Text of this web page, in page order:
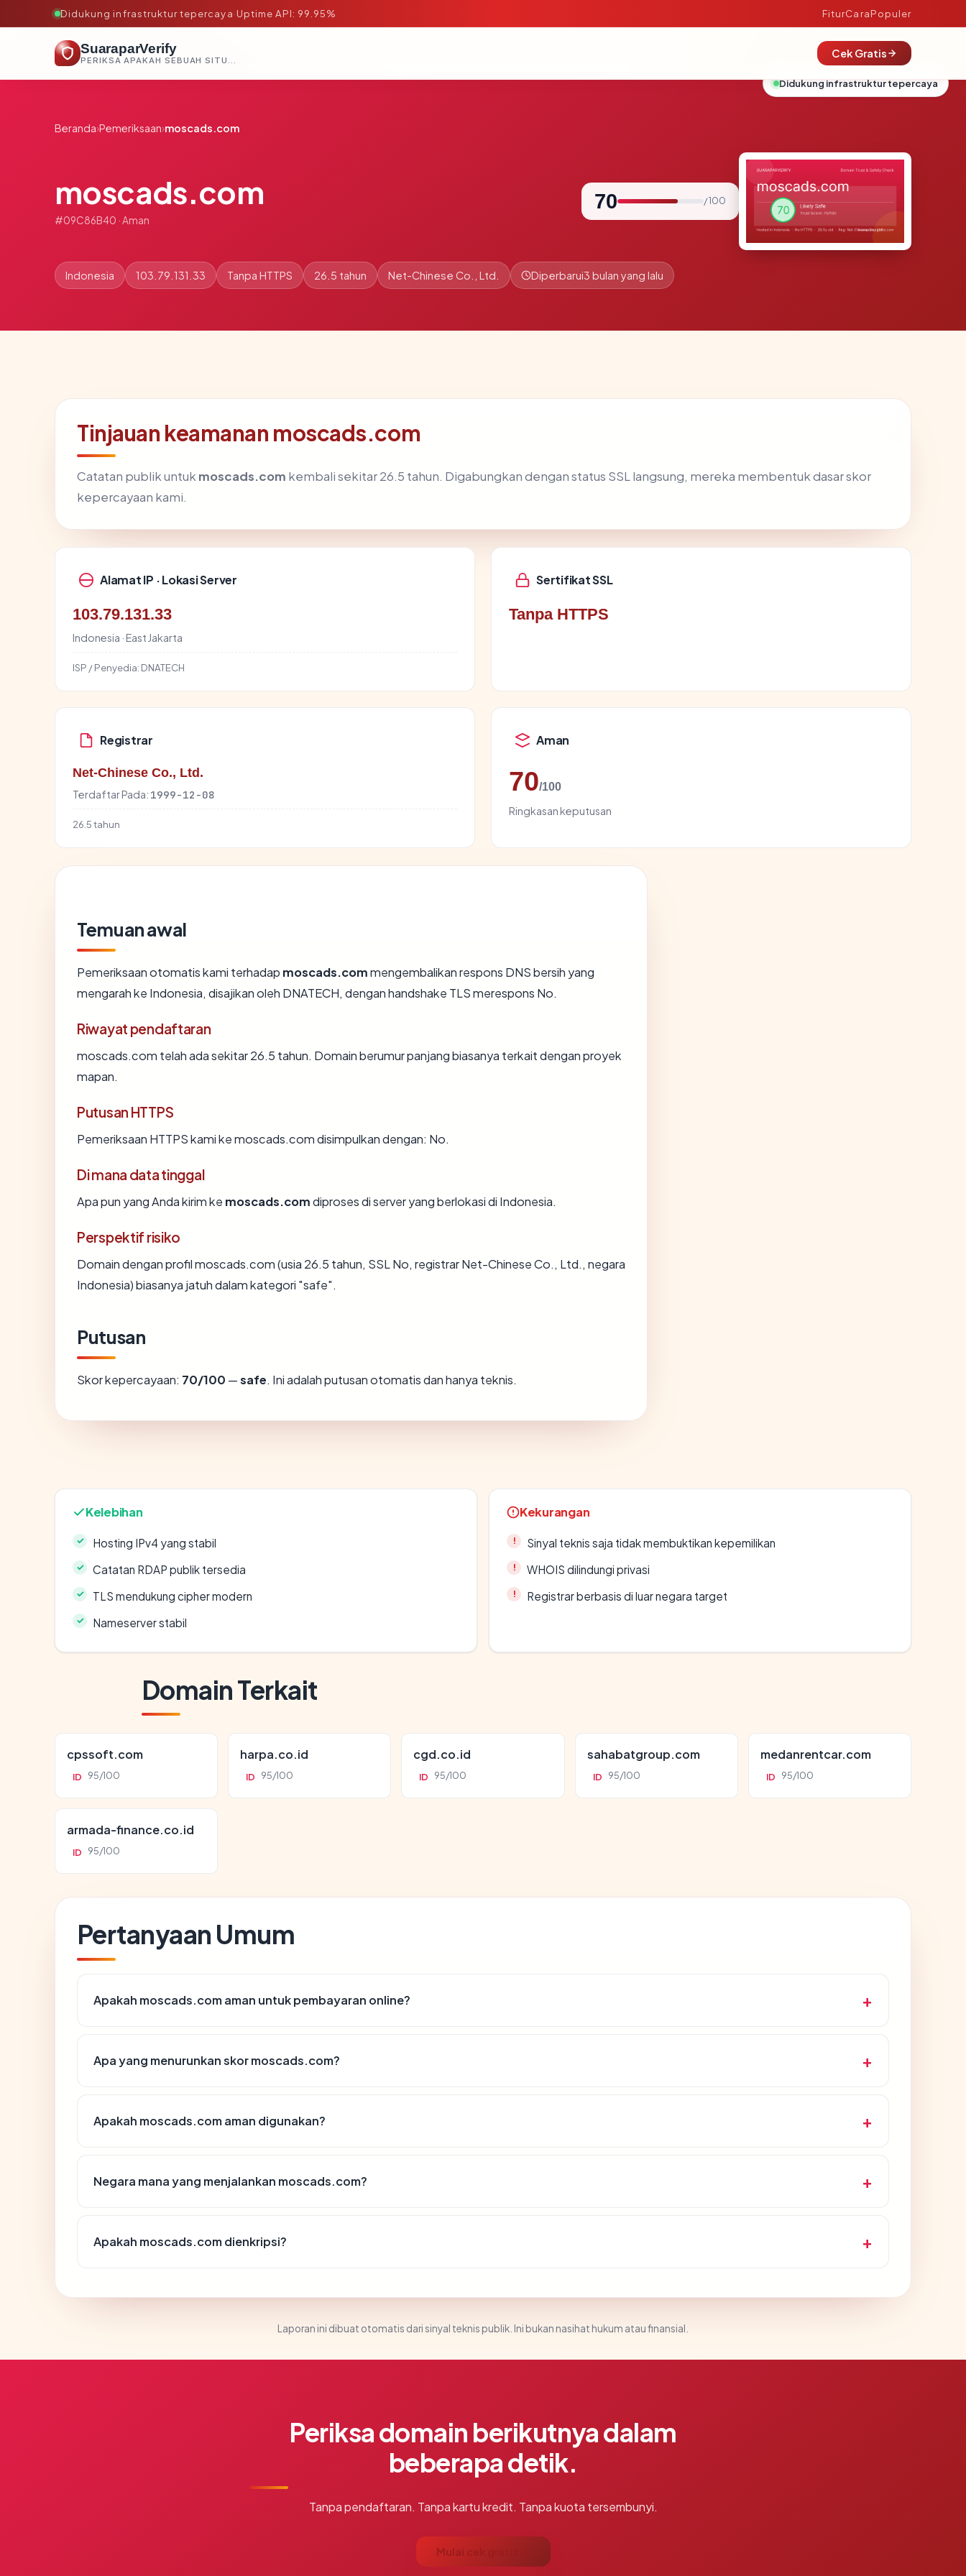
Didukung infrastruktur tepercaya·Uptime API: 99.95% FiturCaraPopuler
SuaraparVerify
PERIKSA APAKAH SEBUAH SITUS AMAN, TEPERCAYA, DAN TERVERIFIKASI DALAM HITUNGAN DETIK.
Cek Gratis
Beranda›Pemeriksaan›moscads.com
moscads.com
#09C86B40 · Aman
70 / 100
Indonesia 103.79.131.33 Tanpa HTTPS 26.5 tahun Net-Chinese Co., Ltd. Diperbarui3 bulan yang lalu
Tinjauan keamanan moscads.com
Catatan publik untuk moscads.com kembali sekitar 26.5 tahun. Digabungkan dengan status SSL langsung, mereka membentuk dasar skor
kepercayaan kami.
Alamat IP · Lokasi Server
103.79.131.33
Indonesia · East Jakarta
ISP / Penyedia: DNATECH
Sertifikat SSL
Tanpa HTTPS
Registrar
Net-Chinese Co., Ltd.
Terdaftar Pada: 1999-12-08
26.5 tahun
Aman
70/100
Ringkasan keputusan
Temuan awal
Pemeriksaan otomatis kami terhadap moscads.commengembalikan respons DNS bersih yang
mengarah ke Indonesia, disajikan oleh DNATECH, dengan handshake TLS merespons No.
Riwayat pendaftaran
moscads.com telah ada sekitar 26.5 tahun. Domain berumur panjang biasanya terkait dengan proyek
mapan.
Putusan HTTPS
Pemeriksaan HTTPS kami ke moscads.com disimpulkan dengan: No.
Di mana data tinggal
Apa pun yang Anda kirim ke moscads.comdiproses di server yang berlokasi di Indonesia.
Perspektif risiko
Domain dengan profil moscads.com (usia 26.5 tahun, SSL No, registrar Net-Chinese Co., Ltd., negara
Indonesia) biasanya jatuh dalam kategori "safe".
Putusan
Skor kepercayaan: 70/100 —safe. Ini adalah putusan otomatis dan hanya teknis.
Kelebihan
Hosting IPv4 yang stabil
Catatan RDAP publik tersedia
TLS mendukung cipher modern
Nameserver stabil
Kekurangan
Sinyal teknis saja tidak membuktikan kepemilikan
WHOIS dilindungi privasi
Registrar berbasis di luar negara target
Domain Terkait
cpssoft.com
ID 95/100
harpa.co.id
ID 95/100
cgd.co.id
ID 95/100
sahabatgroup.com
ID 95/100
medanrentcar.com
ID 95/100
armada-finance.co.id
ID 95/100
Pertanyaan Umum
Apakah moscads.com aman untuk pembayaran online?
Apa yang menurunkan skor moscads.com?
Apakah moscads.com aman digunakan?
Negara mana yang menjalankan moscads.com?
Apakah moscads.com dienkripsi?
Laporan ini dibuat otomatis dari sinyal teknis publik. Ini bukan nasihat hukum atau finansial.
Periksa domain berikutnya dalam
beberapa detik.
Tanpa pendaftaran. Tanpa kartu kredit. Tanpa kuota tersembunyi.
Mulai cek gratis →
Didukung infrastruktur tepercaya